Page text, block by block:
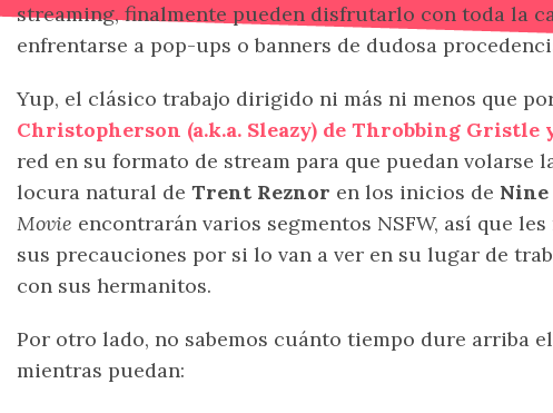
streaming, finalmente pueden disfrutarlo con toda la
enfrentarse a pop-ups o banners de dudosa
Yup, el clásico trabajo dirigido ni más ni menos que
Christopherson (a.k.a. Sleazy) de Throbbing Gristle
red en su formato de stream para que puedan volarse
locura natural de Trent Reznor en los inicios de
Movie encontrarán varios segmentos NSFW, así que
sus precauciones por si lo van a ver en su lugar de
con sus hermanitos.
Por otro lado, no sabemos cuánto tiempo dure arriba
mientras puedan: